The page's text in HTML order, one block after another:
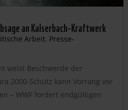
an Kalserbach-Kraftwerk
Arbeit, Presse-
weist Beschwerde der
2000-Schutz kann Vorrang vor
– WWF fordert endgültigen